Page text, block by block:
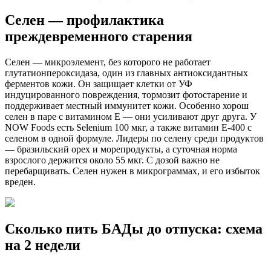
Селен — профилактика
преждевременного старения
Селен — микроэлемент, без которого не работает
глутатионпероксидаза, один из главных антиоксидантных
ферментов кожи. Он защищает клетки от УФ
индуцированного повреждения, тормозит фотостарение и
поддерживает местный иммунитет кожи. Особенно хорош
селен в паре с витамином E — они усиливают друг друга. У
NOW Foods есть Selenium 100 мкг, а также витамин E-400 с
селеном в одной формуле. Лидеры по селену среди продуктов
— бразильский орех и морепродукты, а суточная норма
взрослого держится около 55 мкг. С дозой важно не
перебарщивать. Селен нужен в микрограммах, и его избыток
вреден.
Сколько пить БАДы до отпуска: схема
на 2 недели